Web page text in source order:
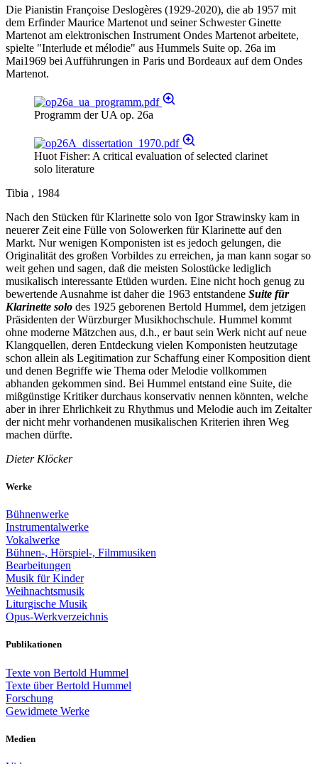
Die Pianistin Françoise Deslogères (1929-2020), die ab 1957 mit
dem Erfinder Maurice Martenot und seiner Schwester Ginette
Martenot am elektronischen Instrument Ondes Martenot arbeitete,
spielte "Interlude et mélodie" aus Hummels Suite op. 26a im
Mai1969 bei Aufführungen in Paris und Bordeaux auf dem Ondes
Martenot.
Programm der UA op. 26a
Huot Fisher: A critical evaluation of selected clarinet
solo literature
Tibia , 1984
Nach den Stücken für Klarinette solo von Igor Strawinsky kam in
neuerer Zeit eine Fülle von Solowerken für Klarinette auf den
Markt. Nur wenigen Komponisten ist es jedoch gelungen, die
Originalität des großen Vorbildes zu erreichen, ja man kann sogar so
weit gehen und sagen, daß die meisten Solostücke lediglich
musikalisch interessante Etüden wurden. Eine nicht hoch genug zu
bewertende Ausnahme ist daher die 1963 entstandene Suite für
Klarinette solo des 1925 geborenen Bertold Hummel, dem jetzigen
Präsidenten der Würzburger Musikhochschule. Hummel kommt
ohne moderne Mätzchen aus, d.h., er baut sein Werk nicht auf neue
Klangquellen, deren Entdeckung vielen Komponisten heutzutage
schon allein als Legitimation zur Schaffung einer Komposition dient
und denen Begriffe wie Thema oder Melodie vollkommen
abhanden gekommen sind. Bei Hummel entstand eine Suite, die
mißgünstige Kritiker durchaus konservativ nennen könnten, welche
aber in ihrer Ehrlichkeit zu Rhythmus und Melodie auch im Zeitalter
der nicht mehr vorhandenen musikalischen Kriterien ihren Weg
machen dürfte.
Dieter Klöcker
Werke
Bühnenwerke
Instrumentalwerke
Vokalwerke
Bühnen-, Hörspiel-, Filmmusiken
Bearbeitungen
Musik für Kinder
Weihnachtsmusik
Liturgische Musik
Opus-Werkverzeichnis
Publikationen
Texte von Bertold Hummel
Texte über Bertold Hummel
Forschung
Gewidmete Werke
Medien